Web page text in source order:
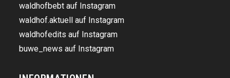
waldhofbebt auf Instagram
waldhof.aktuell auf Instagram
waldhofedits auf Instagram
buwe_news auf Instagram